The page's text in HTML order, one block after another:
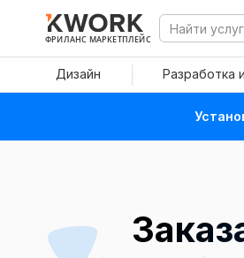
ФРИЛАНС МАРКЕТПЛЕЙС
Дизайн Разработка